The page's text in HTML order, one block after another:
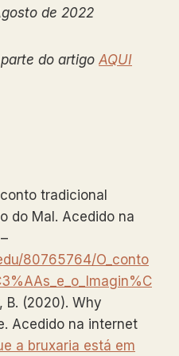
de 2022
do artigo AQUI
tradicional
do Mal. Acedido na
80765764/O_conto
B. (2020). Why
Acedido na internet
a bruxaria está em